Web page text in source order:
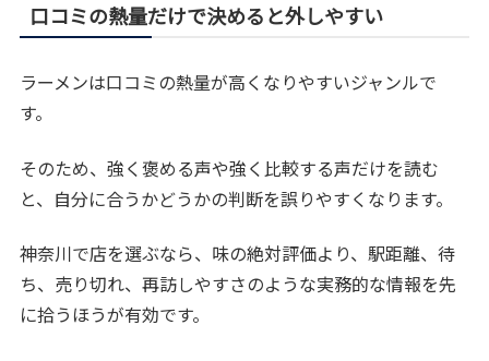
口コミの熱量だけで決めると外しやすい
ラーメンは口コミの熱量が高くなりやすいジャンルで
す。
そのため、強く褒める声や強く比較する声だけを読む
と、自分に合うかどうかの判断を誤りやすくなります。
神奈川で店を選ぶなら、味の絶対評価より、駅距離、待
ち、売り切れ、再訪しやすさのような実務的な情報を先
に拾うほうが有効です。